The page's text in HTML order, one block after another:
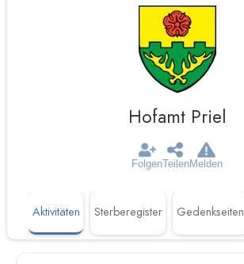
Folgen TeilenMelden
Hofamt Priel
Aktivitäten Sterberegister Gedenkseiten